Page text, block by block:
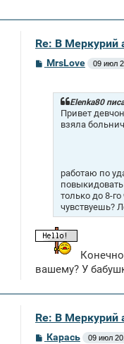
Re: В Меркурий
СMrsLove 09 июл
Elenka80
Привет
взяла
работаю по
только до 8-
чувствуешь?
вашему? У
Re: В Меркурий
СКарась 09 июл